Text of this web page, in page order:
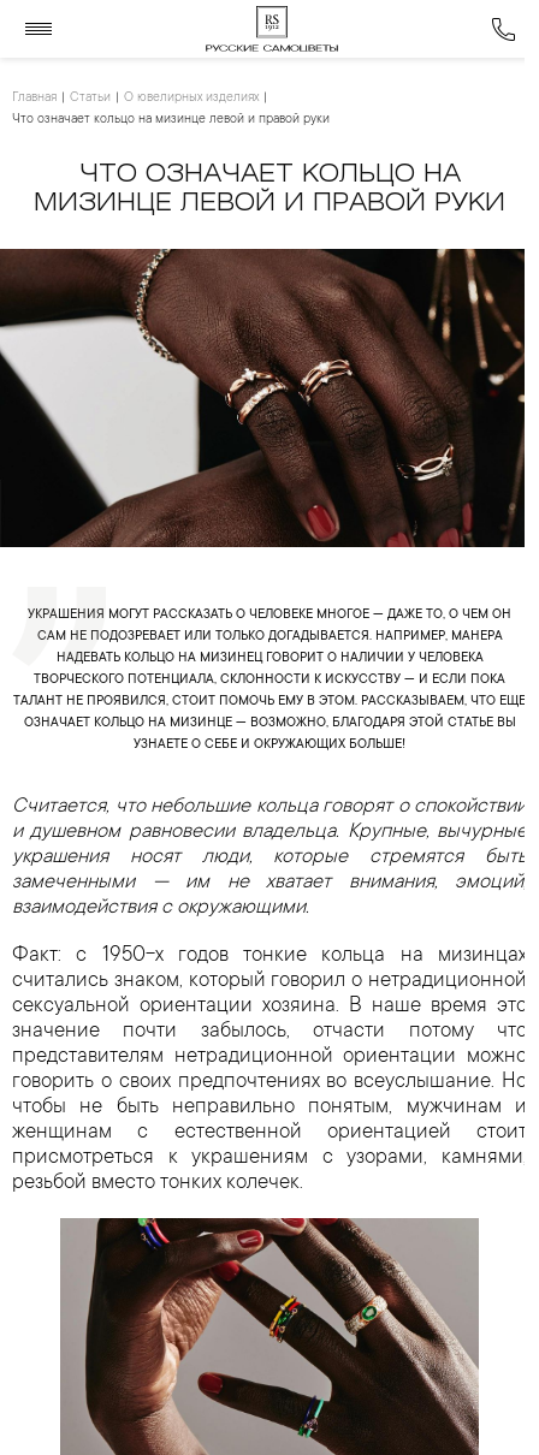
Главная Статьи
О ювелирных изделиях
Что означает кольцо на мизинце левой и правой руки
ЧТО ОЗНАЧАЕТ КОЛЬЦО НА
МИЗИНЦЕ ЛЕВОЙ И ПРАВОЙ РУКИ
УКРАШЕНИЯ МОГУТ РАССКАЗАТЬ О ЧЕЛОВЕКЕ МНОГОЕ — ДАЖЕ ТО, О ЧЕМ ОН
САМ НЕ ПОДОЗРЕВАЕТ ИЛИ ТОЛЬКО ДОГАДЫВАЕТСЯ. НАПРИМЕР, МАНЕРА
НАДЕВАТЬ КОЛЬЦО НА МИЗИНЕЦ ГОВОРИТ О НАЛИЧИИ У ЧЕЛОВЕКА
ТВОРЧЕСКОГО ПОТЕНЦИАЛА, СКЛОННОСТИ К ИСКУССТВУ — И ЕСЛИ ПОКА
ТАЛАНТ НЕ ПРОЯВИЛСЯ, СТОИТ ПОМОЧЬ ЕМУ В ЭТОМ. РАССКАЗЫВАЕМ, ЧТО ЕЩЕ
ОЗНАЧАЕТ КОЛЬЦО НА МИЗИНЦЕ — ВОЗМОЖНО, БЛАГОДАРЯ ЭТОЙ СТАТЬЕ ВЫ
УЗНАЕТЕ О СЕБЕ И ОКРУЖАЮЩИХ БОЛЬШЕ!
Считается, что небольшие кольца говорят о спокойствии
и душевном равновесии владельца. Крупные, вычурные
украшения носят люди, которые стремятся быть
замеченными — им не хватает внимания, эмоций,
взаимодействия с окружающими.
Факт: с 1950-х годов тонкие кольца на мизинцах
считались знаком, который говорил о нетрадиционной
сексуальной ориентации хозяина. В наше время это
значение почти забылось, отчасти потому что
представителям нетрадиционной ориентации можно
говорить о своих предпочтениях во всеуслышание. Но
чтобы не быть неправильно понятым, мужчинам и
женщинам с естественной ориентацией стоит
присмотреться к украшениям с узорами, камнями,
резьбой вместо тонких колечек.